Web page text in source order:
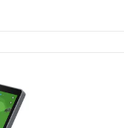
Anzeigen